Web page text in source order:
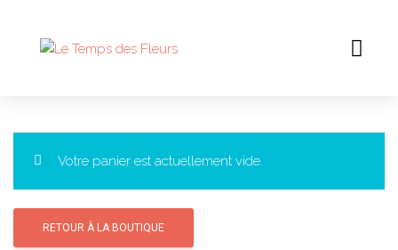
Votre panier est actuellement vide.
RETOUR À LA BOUTIQUE